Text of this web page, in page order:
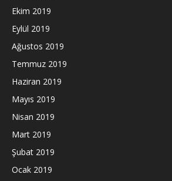
Ekim 2019
Eylül 2019
Ağustos 2019
Temmuz 2019
Haziran 2019
Mayıs 2019
Nisan 2019
Mart 2019
Şubat 2019
Ocak 2019